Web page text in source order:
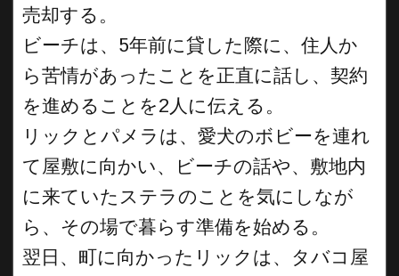
売却する。
ビーチは、5年前に貸した際に、住人か
ら苦情があったことを正直に話し、契約
を進めることを2人に伝える。
リックとパメラは、愛犬のボビーを連れ
て屋敷に向かい、ビーチの話や、敷地内
に来ていたステラのことを気にしなが
ら、その場で暮らす準備を始める。
翌日、町に向かったリックは、タバコ屋